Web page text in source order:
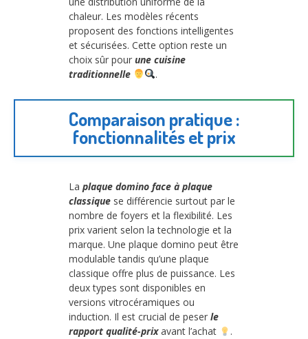
chaleur. Les modèles récents
proposent des fonctions intelligentes
et sécurisées. Cette option reste un
choix sûr pour une cuisine
traditionnelle
.
Comparaison pratique :
fonctionnalités et prix
La plaque domino face à plaque
classique se différencie surtout par le
nombre de foyers et la flexibilité. Les
prix varient selon la technologie et la
marque. Une plaque domino peut être
modulable tandis qu’une plaque
classique offre plus de puissance. Les
deux types sont disponibles en
versions vitrocéramiques ou
induction. Il est crucial de peser le
rapport qualité-prixavant l’achat .